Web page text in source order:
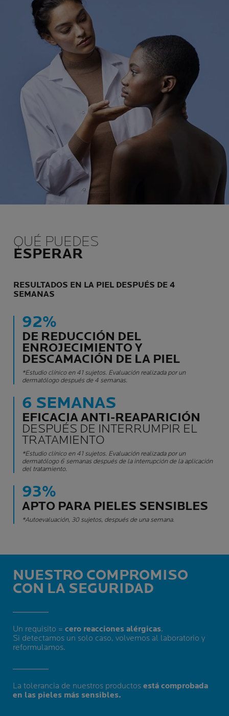
QUÉ PUEDES
ESPERAR
RESULTADOS EN LA PIEL DESPUÉS DE 4
SEMANAS
92%
DE REDUCCIÓN DEL
ENROJECIMIENTO Y
DESCAMACIÓN DE LA PIEL
*Estudio clínico en 41 sujetos. Evaluación realizada por un
dermatólogo después de 4 semanas.
6 SEMANAS
EFICACIA ANTI-REAPARICIÓN
DESPUÉS DE INTERRUMPIR EL
TRATAMIENTO
*Estudio clínico en 41 sujetos. Evaluación realizada por un
dermatólogo 6 semanas después de la interrupción de la aplicación
del tratamiento.
93%
APTO PARA PIELES SENSIBLES
*Autoevaluación, 30 sujetos, después de una semana.
NUESTRO COMPROMISO
CON LA SEGURIDAD
Un requisito = cero reacciones alérgicas.
Si detectamos un solo caso, volvemos al laboratorio y
reformulamos.
La tolerancia de nuestros productos está comprobada
en las pieles más sensibles.